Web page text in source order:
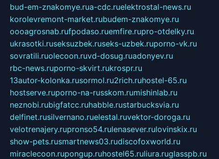
bud-em-znakomye.rua-cdc.ruelektrostal-news.ru
korolevremont-market.rubudem-znakomye.ru
oooagrosnab.rufpodaso.ruemfire.rupro-otdelky.ru
ukrasotki.ruseksuzbek.ruseks-uzbek.ruporno-vk.ru
sovratili.ruolecoon.ruvd-dosug.ruadonyev.ru
rbc-news.ruporno-skvirt.rukrospr.ru
13autor-kolonka.rusormol.ru2rich.ruhostel-65.ru
hostserve.ruporno-na-russkom.rumishinlab.ru
neznobi.rubigfatcc.ruhabble.rustarbucksvia.ru
delfinet.rusilvernano.ruelestal.ruvektor-doroga.ru
velotrenajery.rupronso54.rulenasever.rulovinskix.ru
show-pets.rusmartnews03.rudiscofoxworld.ru
miraclecoon.rupongup.ruhostel65.ruliura.ruglasspb.ru